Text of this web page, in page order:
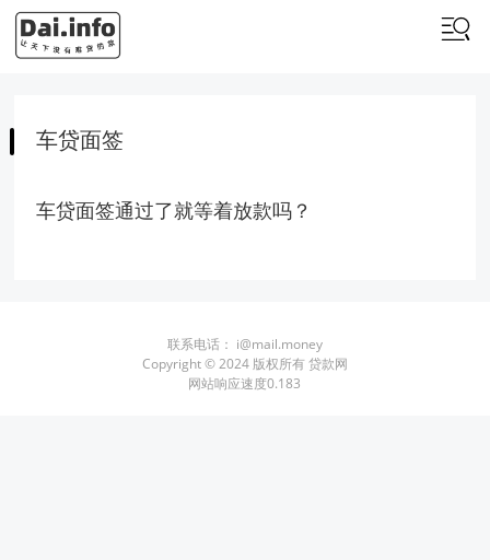
车贷面签
车贷面签通过了就等着放款吗？
联系电话： i@mail.money
Copyright © 2024 版权所有 贷款网
网站响应速度0.183